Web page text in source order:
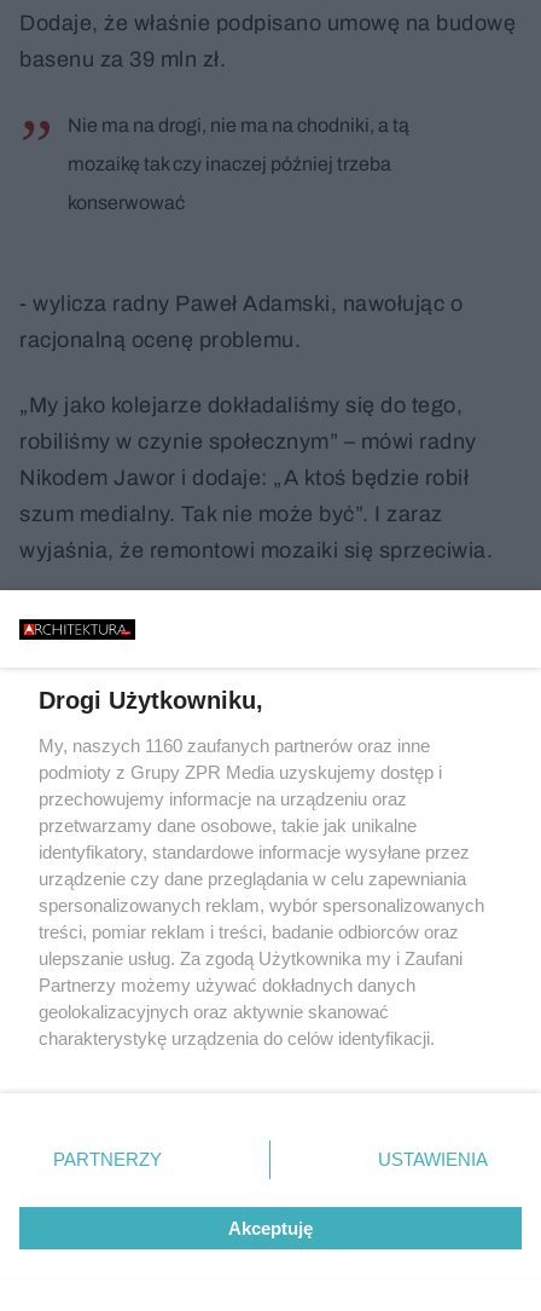
Dodaje, że właśnie podpisano umowę na budowę
basenu za 39 mln zł.
Nie ma na drogi, nie ma na chodniki, a tą
mozaikę tak czy inaczej później trzeba
konserwować
- wylicza radny Paweł Adamski, nawołując o
racjonalną ocenę problemu.
„My jako kolejarze dokładaliśmy się do tego,
robiliśmy w czynie społecznym” – mówi radny
Nikodem Jawor i dodaje: „A ktoś będzie robił
szum medialny. Tak nie może być”. I zaraz
wyjaśnia, że remontowi mozaiki się sprzeciwia.
Drogi Użytkowniku,
My, naszych 1160 zaufanych partnerów oraz inne
podmioty z Grupy ZPR Media uzyskujemy dostęp i
przechowujemy informacje na urządzeniu oraz
przetwarzamy dane osobowe, takie jak unikalne
identyfikatory, standardowe informacje wysyłane przez
urządzenie czy dane przeglądania w celu zapewniania
spersonalizowanych reklam, wybór spersonalizowanych
treści, pomiar reklam i treści, badanie odbiorców oraz
ulepszanie usług. Za zgodą Użytkownika my i Zaufani
Partnerzy możemy używać dokładnych danych
geolokalizacyjnych oraz aktywnie skanować
charakterystykę urządzenia do celów identyfikacji.
zmienić/wycofać klikając przycisk ustawień prywatności
znajdujący się w lewym dolnym rogu strony
rodzaje przetwarzania danych nie wymagają zgody
użytkownika, ale masz prawo sprzeciwić się takiemu
przetwarzaniu. Preferencje będą miały zastosowanie tylko
PARTNERZY USTAWIENIA
Akceptuję